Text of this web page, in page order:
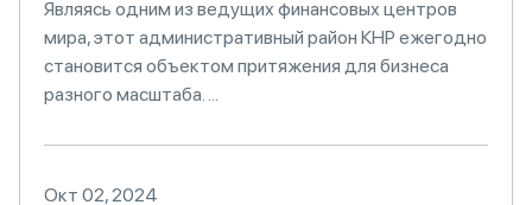
Являясь одним из ведущих финансовых центров
мира, этот административный район КНР ежегодно
становится объектом притяжения для бизнеса
разного масштаба. ...
Окт 02, 2024